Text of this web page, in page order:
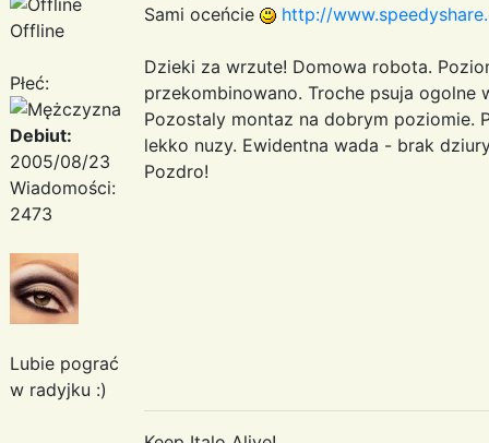
Offline
Płeć:
Debiut:
2005/08/23
Wiadomości:
2473
Lubie pograć
w radyjku :)
Sami oceńcie
http://
Dzieki za wrzute! Domowa robota.
przekombinowano. Troche psuja
Pozostaly montaz na dobrym poziomie.
lekko nuzy. Ewidentna wada - brak
Pozdro!